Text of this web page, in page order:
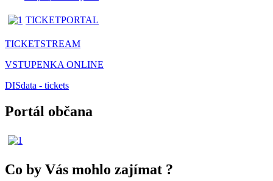
TICKETPORTAL
TICKETSTREAM
VSTUPENKA ONLINE
DISdata - tickets
Portál občana
Co by Vás mohlo zajímat ?